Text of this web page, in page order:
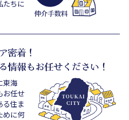
たちに
東海
お任せ
る住ま
めに何